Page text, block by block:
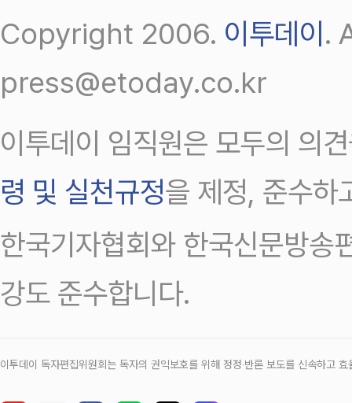
Copyright 2006. 이투데이 .
press@etoday.co.kr
이투데이 임직원은 모두의 의
령 및 실천규정을 제정, 준수하
한국기자협회와 한국신문방송
강도 준수합니다.
이투데이 독자편집위원회는 독자의 권익보호를 위해 정정‧반론 보도를 신속하고